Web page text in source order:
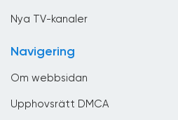
Nya TV-kanaler
Navigering
Om webbsidan
Upphovsrätt DMCA